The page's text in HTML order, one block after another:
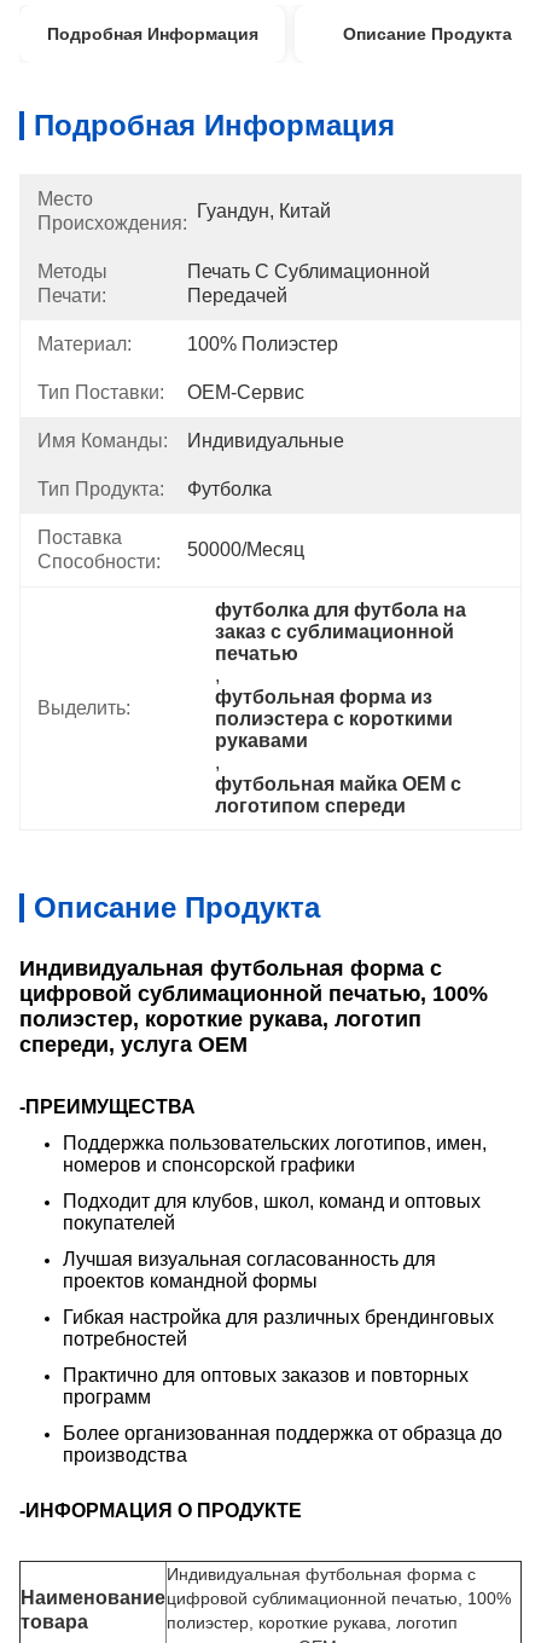
Подробная Информация Описание Продукта
Подробная Информация
Место
Происхождения:
Гуандун, Китай
Методы
Печати:
Печать С Сублимационной
Передачей
Материал: 100% Полиэстер
Тип Поставки: OEM-Сервис
Имя Команды: Индивидуальные
Тип Продукта: Футболка
Поставка
Способности:
50000/месяц
Выделить:
футболка для футбола на
заказ с сублимационной
печатью
,
футбольная форма из
полиэстера с короткими
рукавами
,
футбольная майка OEM с
логотипом спереди
Описание Продукта
Индивидуальная футбольная форма с
цифровой сублимационной печатью, 100%
полиэстер, короткие рукава, логотип
спереди, услуга OEM
-ПРЕИМУЩЕСТВА
Поддержка пользовательских логотипов, имен,
номеров и спонсорской графики
Подходит для клубов, школ, команд и оптовых
покупателей
Лучшая визуальная согласованность для
проектов командной формы
Гибкая настройка для различных брендинговых
потребностей
Практично для оптовых заказов и повторных
программ
Более организованная поддержка от образца до
производства
-ИНФОРМАЦИЯ О ПРОДУКТЕ
Наименование
товара
Индивидуальная футбольная форма с
цифровой сублимационной печатью, 100%
полиэстер, короткие рукава, логотип